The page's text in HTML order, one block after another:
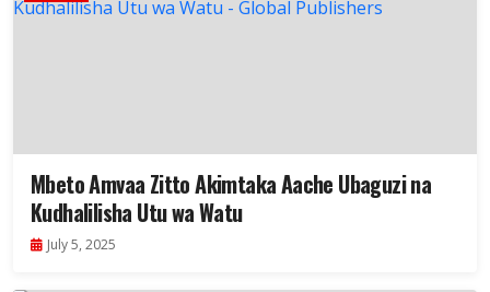
Mbeto Amvaa Zitto Akimtaka Aache Ubaguzi na
Kudhalilisha Utu wa Watu
July 5, 2025